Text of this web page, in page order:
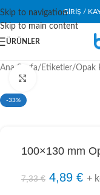
Skip to navigation
Skip to main content
GIRIŞ /
ÜRÜNLER
Ana Sayfa/ Etiketler/Opak
-33%
100×130 mm
7,33€ 4,89 € +